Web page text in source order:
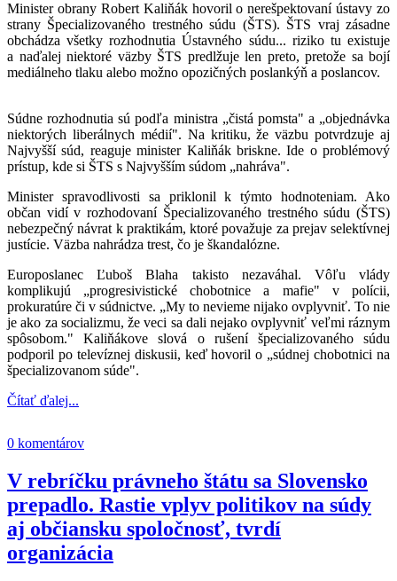
Minister obrany Robert Kaliňák hovoril o nerešpektovaní ústavy zo
strany Špecializovaného trestného súdu (ŠTS). ŠTS vraj zásadne
obchádza všetky rozhodnutia Ústavného súdu... riziko tu existuje
a naďalej niektoré väzby ŠTS predlžuje len preto, pretože sa bojí
mediálneho tlaku alebo možno opozičných poslankýň a poslancov.
Súdne rozhodnutia sú podľa ministra „čistá pomsta" a „objednávka
niektorých liberálnych médií". Na kritiku, že väzbu potvrdzuje aj
Najvyšší súd, reaguje minister Kaliňák briskne. Ide o problémový
prístup, kde si ŠTS s Najvyšším súdom „nahráva".
Minister spravodlivosti sa priklonil k týmto hodnoteniam. Ako
občan vidí v rozhodovaní Špecializovaného trestného súdu (ŠTS)
nebezpečný návrat k praktikám, ktoré považuje za prejav selektívnej
justície. Väzba nahrádza trest, čo je škandalózne.
Europoslanec Ľuboš Blaha takisto nezaváhal. Vôľu vlády
komplikujú „progresivistické chobotnice a mafie" v polícii,
prokuratúre či v súdnictve. „My to nevieme nijako ovplyvniť. To nie
je ako za socializmu, že veci sa dali nejako ovplyvniť veľmi ráznym
spôsobom." Kaliňákove slová o rušení špecializovaného súdu
podporil po televíznej diskusii, keď hovoril o „súdnej chobotnici na
špecializovanom súde".
Čítať ďalej...
0 komentárov
V rebríčku právneho štátu sa Slovensko
prepadlo. Rastie vplyv politikov na súdy
aj občiansku spoločnosť, tvrdí
organizácia